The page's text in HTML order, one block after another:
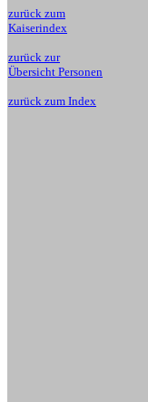
zurück zum
Kaiserindex
zurück zur
Übersicht Personen
zurück zum Index